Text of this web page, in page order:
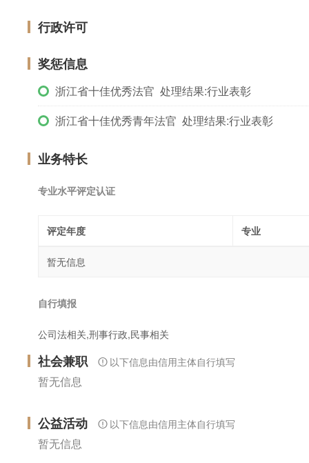
行政许可
奖惩信息
浙江省十佳优秀法官 处理结果:行业表彰
浙江省十佳优秀青年法官 处理结果:行业表彰
业务特长
专业水平评定认证
评定年度 专业
暂无信息
自行填报
公司法相关,刑事行政,民事相关
社会兼职 以下信息由信用主体自行填写
暂无信息
公益活动 以下信息由信用主体自行填写
暂无信息